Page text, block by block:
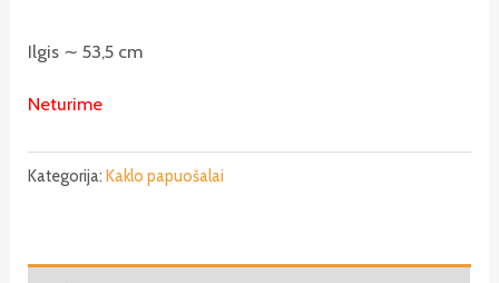
Ilgis ∼ 53,5 cm
Neturime
Kategorija:Kaklo papuošalai